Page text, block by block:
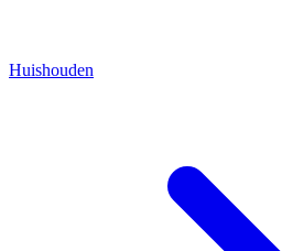
Huishouden